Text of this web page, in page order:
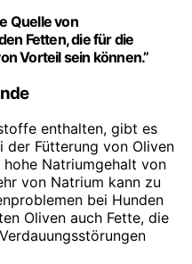
Quelle von
Fetten, die für die
Vorteil sein können.”
enthalten, gibt es
der Fütterung von Oliven
Natriumgehalt von
von Natrium kann zu
bei Hunden
Oliven auch Fette, die